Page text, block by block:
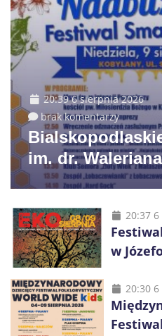
20:39 6 sierpnia 2026
brak komentarzy
im. dr.
20:37
w
20:30